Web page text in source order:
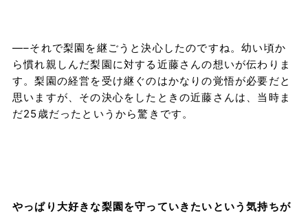
—–それで梨園を継ごうと決心したのですね。幼い頃か
ら慣れ親しんだ梨園に対する近藤さんの想いが伝わりま
す。梨園の経営を受け継ぐのはかなりの覚悟が必要だと
思いますが、その決心をしたときの近藤さんは、当時ま
だ25 歳だったというから驚きです。
やっぱり大好きな梨園を守っていきたいという気持ちが